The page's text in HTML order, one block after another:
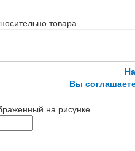
товара
Вы
на рисунке